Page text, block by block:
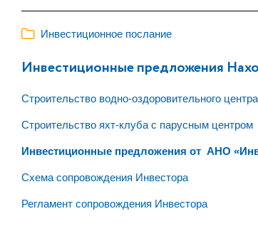
Инвестиционное послание
Инвестиционные предложения
Строительство водно-оздоровительного центра
Строительство яхт-клуба с парусным центром
Инвестиционные предложения от АНО
Схема сопровождения Инвестора
Регламент сопровождения Инвестора